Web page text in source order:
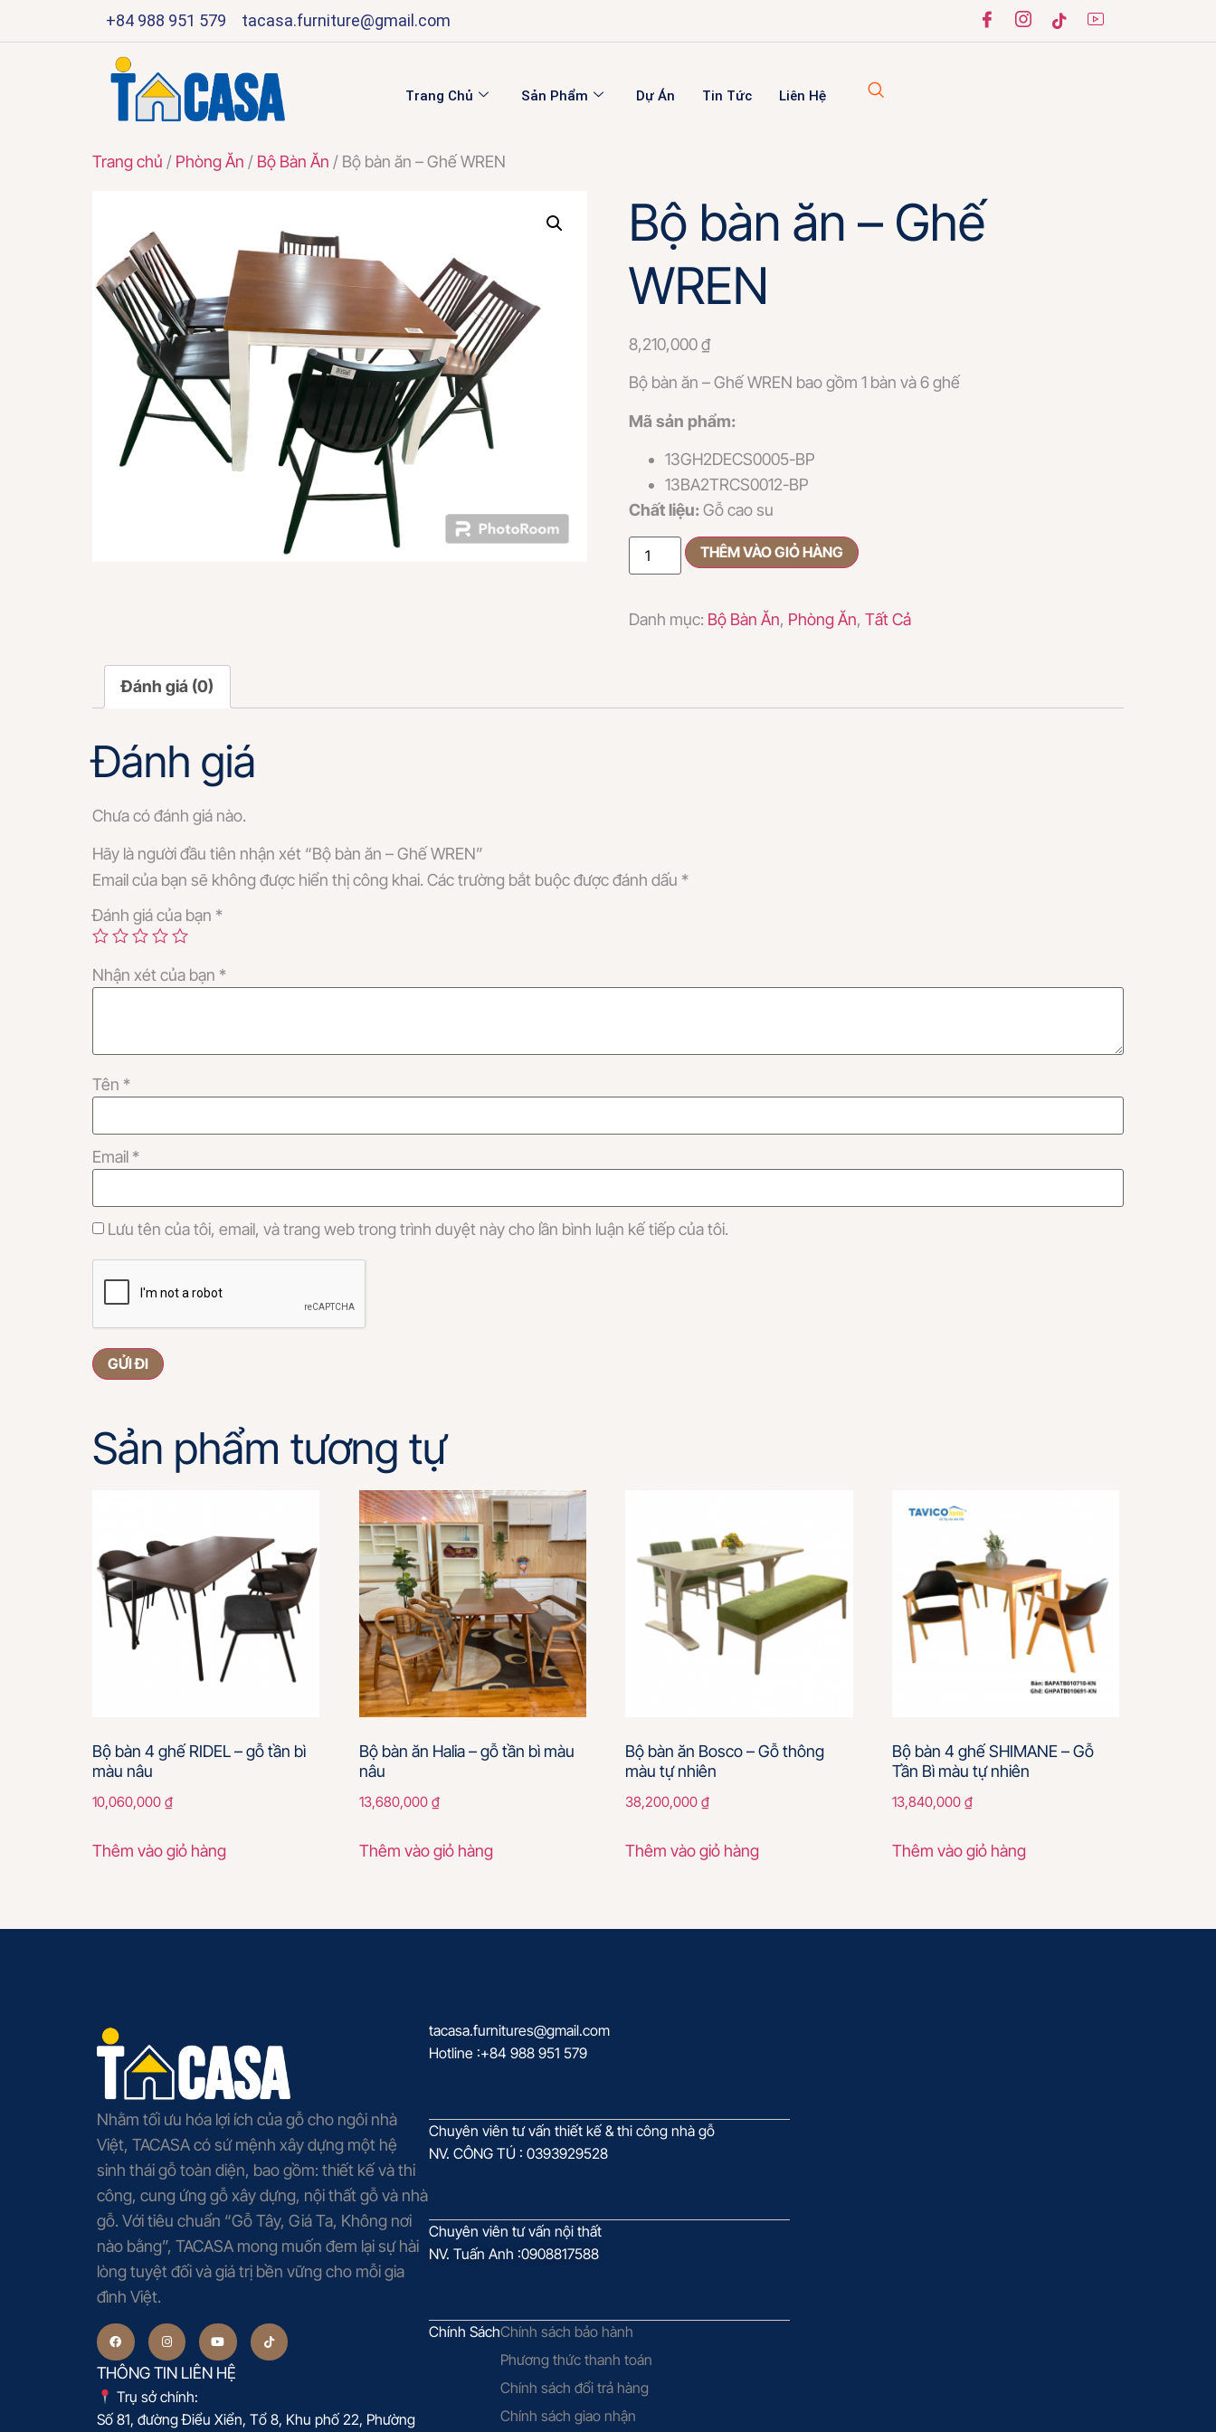
+84 988 951 579 tacasa.furniture@gmail.com
Trang Chủ Sản Phẩm Dự Án Tin Tức Liên Hệ
Trang chủ / Phòng Ăn / Bộ Bàn Ăn / Bộ bàn ăn – Ghế WREN
Bộ bàn ăn – Ghế
WREN
8,210,000₫
Bộ bàn ăn – Ghế WREN bao gồm 1 bàn và 6 ghế
Mã sản phẩm:
13GH2DECS0005-BP
13BA2TRCS0012-BP
Chất liệu:Gỗ cao su
THÊM VÀO GIỎ HÀNG
Danh mục: Bộ Bàn Ăn, Phòng Ăn, Tất Cả
Đánh giá (0)
Đánh giá
Chưa có đánh giá nào.
Hãy là người đầu tiên nhận xét “Bộ bàn ăn – Ghế WREN”
Email của bạn sẽ không được hiển thị công khai. Các trường bắt buộc được đánh dấu *
Đánh giá của bạn *
Nhận xét của bạn *
Tên *
Email *
Lưu tên của tôi, email, và trang web trong trình duyệt này cho lần bình luận kế tiếp của tôi.
Sản phẩm tương tự
Bộ bàn 4 ghế RIDEL – gỗ tần bì
màu nâu
10,060,000 ₫
Thêm vào giỏ hàng
Bộ bàn ăn Halia – gỗ tần bì màu
nâu
13,680,000 ₫
Thêm vào giỏ hàng
Bộ bàn ăn Bosco – Gỗ thông
màu tự nhiên
38,200,000₫
Thêm vào giỏ hàng
Bộ bàn 4 ghế SHIMANE – Gỗ
Tần Bì màu tự nhiên
13,840,000₫
Thêm vào giỏ hàng
Nhằm tối ưu hóa lợi ích của gỗ cho ngôi nhà
Việt, TACASA có sứ mệnh xây dựng một hệ
sinh thái gỗ toàn diện, bao gồm: thiết kế và thi
công, cung ứng gỗ xây dựng, nội thất gỗ và nhà
gỗ. Với tiêu chuẩn “Gỗ Tây, Giá Ta, Không nơi
nào bằng”, TACASA mong muốn đem lại sự hài
lòng tuyệt đối và giá trị bền vững cho mỗi gia
đình Việt.
THÔNG TIN LIÊN HỆ
Trụ sở chính:
Số 81, đường Điểu Xiển, Tổ 8, Khu phố 22, Phường
tacasa.furnitures@gmail.com
Hotline :+84 988 951 579
Chuyên viên tư vấn thiết kế & thi công nhà gỗ
NV. CÔNG TÚ : 0393929528
Chuyên viên tư vấn nội thất
NV. Tuấn Anh :0908817588
Chính SáchChính sách bảo hành
Phương thức thanh toán
Chính sách đổi trả hàng
Chính sách giao nhận